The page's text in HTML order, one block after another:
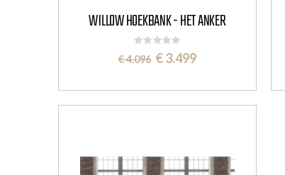
WILLOW HOEKBANK - HET ANKER
Rating:
0%
€ 4.096 Special
Price
€ 3.499